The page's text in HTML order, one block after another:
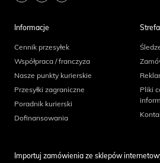
Informacje
Cennik przesyłek
Współpraca / franczyza
Nasze punkty kurierskie
Przesyłki zagraniczne
Poradnik kurierski
Dofinansowania
Pliki
Importuj zamówienia ze sklepów